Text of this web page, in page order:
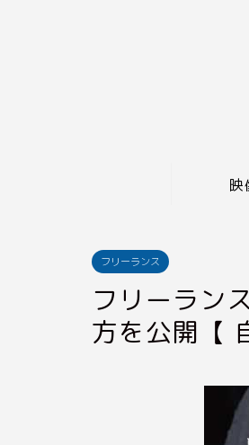
映
フリーランス
フリーラン
方を公開【